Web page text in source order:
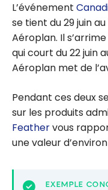
L’événement
se tient du 29 juin
Aéroplan. Il
qui court du 22 juin
Aéroplan met de
Pendant ces deux
sur les produits
Feathervous
une valeur
EXEMPLE